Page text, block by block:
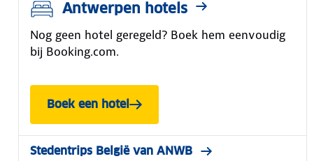
Antwerpen hotels
Nog geen hotel geregeld? Boek hem eenvoudig
bij Booking.com.
Boek een hotel
Stedentrips België van ANWB